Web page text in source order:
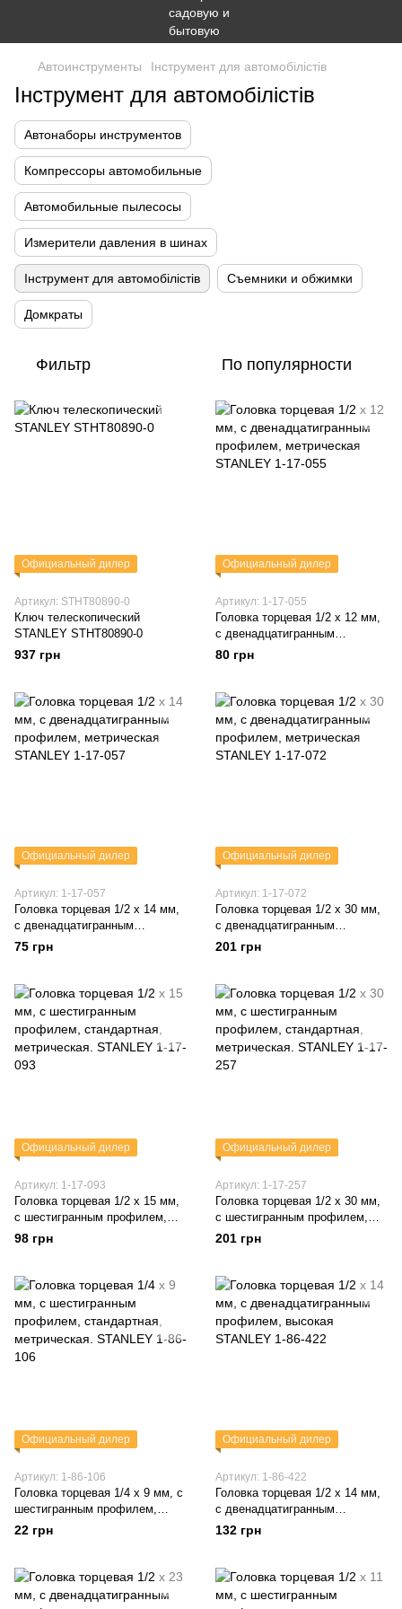
Автоинструменты Інструмент для автомобілістів
Інструмент для автомобілістів
Автонаборы инструментов
Компрессоры автомобильные
Автомобильные пылесосы
Измерители давления в шинах
Інструмент для автомобілістів Съемники и обжимки
Домкраты
Фильтр По популярности
Официальный дилер
Артикул: STHT80890-0
Ключ телескопический
STANLEY STHT80890-0
937 грн
Официальный дилер
Артикул: 1-17-055
Головка торцевая 1/2 х 12 мм,
с двенадцатигранным
профилем, метрическая
STANLEY 1-17-055
80 грн
Официальный дилер
Артикул: 1-17-057
Головка торцевая 1/2 х 14 мм,
с двенадцатигранным
профилем, метрическая
STANLEY 1-17-057
75 грн
Официальный дилер
Артикул: 1-17-072
Головка торцевая 1/2 х 30 мм,
с двенадцатигранным
профилем, метрическая
STANLEY 1-17-072
201 грн
Официальный дилер
Артикул: 1-17-093
Головка торцевая 1/2 х 15 мм,
с шестигранным профилем,
стандартная, метрическая.
STANLEY 1-17-093
98 грн
Официальный дилер
Артикул: 1-17-257
Головка торцевая 1/2 х 30 мм,
с шестигранным профилем,
стандартная, метрическая.
STANLEY 1-17-257
201 грн
Официальный дилер
Артикул: 1-86-106
Головка торцевая 1/4 х 9 мм, с
шестигранным профилем,
стандартная, метрическая.
STANLEY 1-86-106
22 грн
Официальный дилер
Артикул: 1-86-422
Головка торцевая 1/2 х 14 мм,
с двенадцатигранным
профилем, высокая STANLEY
1-86-422
132 грн